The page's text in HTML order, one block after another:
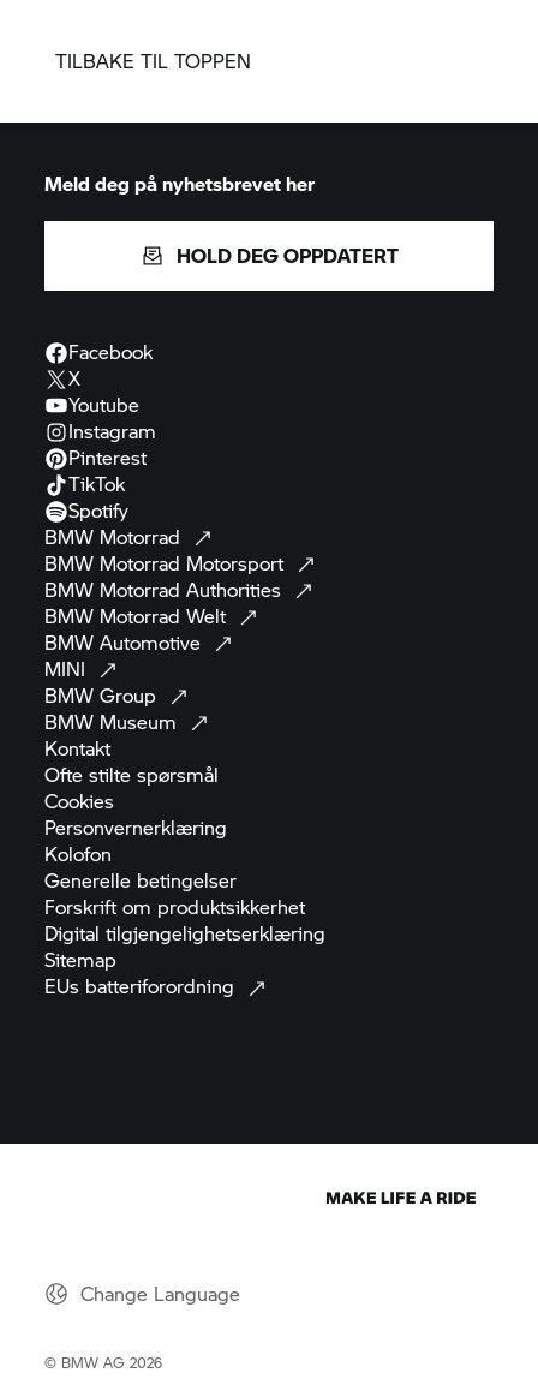
TILBAKE TIL TOPPEN
Meld deg på nyhetsbrevet her
HOLD DEG OPPDATERT
Facebook
X
Youtube
Instagram
Pinterest
TikTok
Spotify
BMW Motorrad
BMW Motorrad Motorsport
BMW Motorrad Authorities
BMW Motorrad Welt
BMWAutomotive
MINI
BMWGroup
BMW Museum
Kontakt
Ofte stiltespørsmål
Cookies
Personvernerklæring
Kolofon
Generelle betingelser
Forskrift om produktsikkerhet
Digitaltilgjengelighetserklæring
Sitemap
EUs batteriforordning
Change Language
© BMW AG 2026